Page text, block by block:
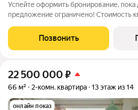
Успейте оформить бронирование, пока
предложение ограничено! Стоимость
вам все подробно расскажем. 2-комн.
предчистовой отделкой в ЖК "ЛЕГЕНДА
Позвонить
22 500 000 ₽
66 м² 2-комн. квартира 13 этаж из 14
онлайн показ